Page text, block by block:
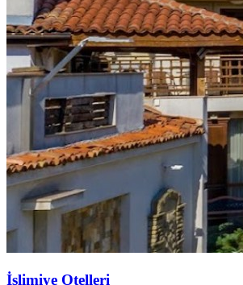
İslimiye Otelleri